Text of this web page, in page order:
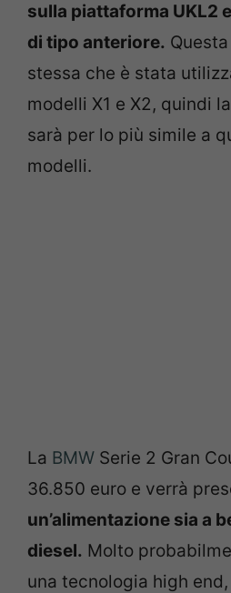
sulla piattaforma UKL2
di tipo anteriore.
stessa che è stata
modelli X1 e X2, quindi
sarà per lo più simile a
modelli.
La BMW Serie 2 Gran
36.850 euro e verrà
un’alimentazione sia a
diesel. Molto
una tecnologia high